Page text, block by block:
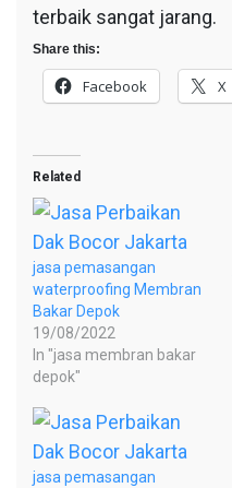
terbaik sangat jarang.
Share this:
Facebook X
Related
jasa pemasangan
waterproofing Membran
Bakar Depok
19/08/2022
In "jasa membran bakar
depok"
jasa pemasangan